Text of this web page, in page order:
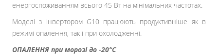
енергоспоживанням всього 45 Вт на мінімальних частотах.
Моделі з інвертором G10 працюють продуктивніше як в
режимі опалення, так і при охолодженні.
ОПАЛЕННЯ при морозі до -20°С